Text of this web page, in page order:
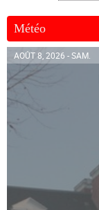
Météo
AOÛT 8, 2026 - SAM.